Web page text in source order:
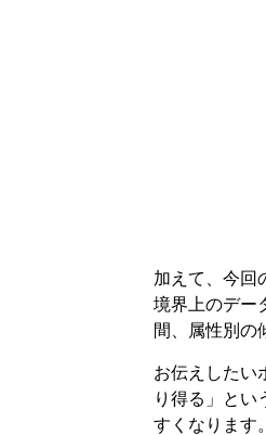
加えて、今回
境界上のデー
間、属性別の
お伝えしたい
り得る」とい
すくなります。